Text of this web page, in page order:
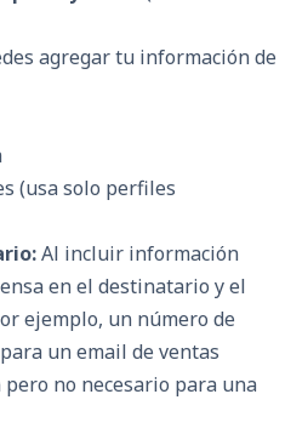
agregar tu información de
(usa solo perfiles
Al incluir información
en el destinatario y el
ejemplo, un número de
un email de ventas
no necesario para una